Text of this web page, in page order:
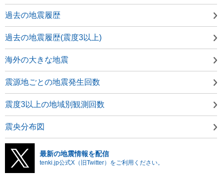
過去の地震履歴
過去の地震履歴(震度3以上)
海外の大きな地震
震源地ごとの地震発生回数
震度3以上の地域別観測回数
震央分布図
最新の地震情報を配信
tenki.jp公式X（旧Twitter）をご利用ください。